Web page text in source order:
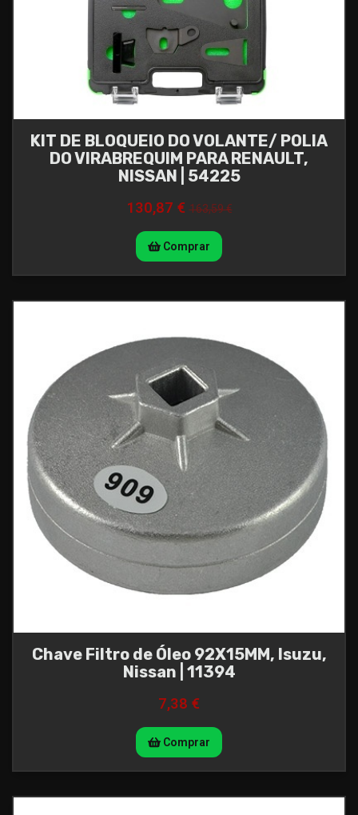
KIT DE BLOQUEIO DO VOLANTE/ POLIA
DO VIRABREQUIM PARA RENAULT,
NISSAN | 54225
130,87 €163,59 €
Comprar
Chave Filtro de Óleo 92X15MM, Isuzu,
Nissan | 11394
7,38 €
Comprar